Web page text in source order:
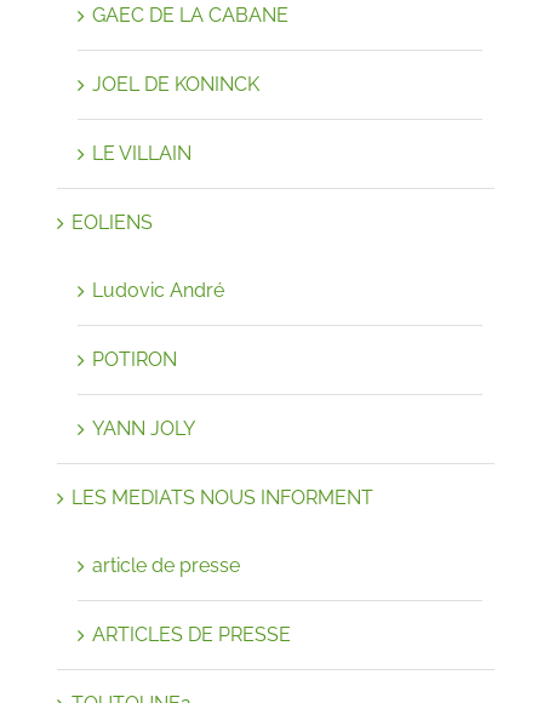
GAEC DE LA CABANE
JOEL DE KONINCK
LE VILLAIN
EOLIENS
Ludovic André
POTIRON
YANN JOLY
LES MEDIATS NOUS INFORMENT
article de presse
ARTICLES DE PRESSE